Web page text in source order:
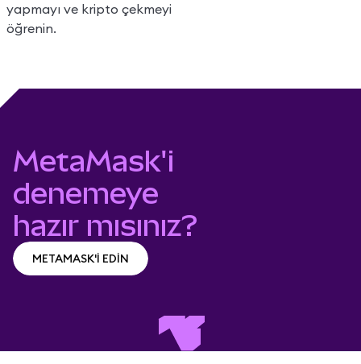
yapmayı ve kripto çekmeyi
öğrenin.
MetaMask'i
denemeye
hazır mısınız?
METAMASK'İ EDİN